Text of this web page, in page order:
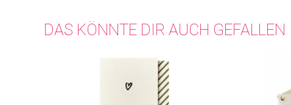
DAS KÖNNTE DIR AUCH GEFALLEN